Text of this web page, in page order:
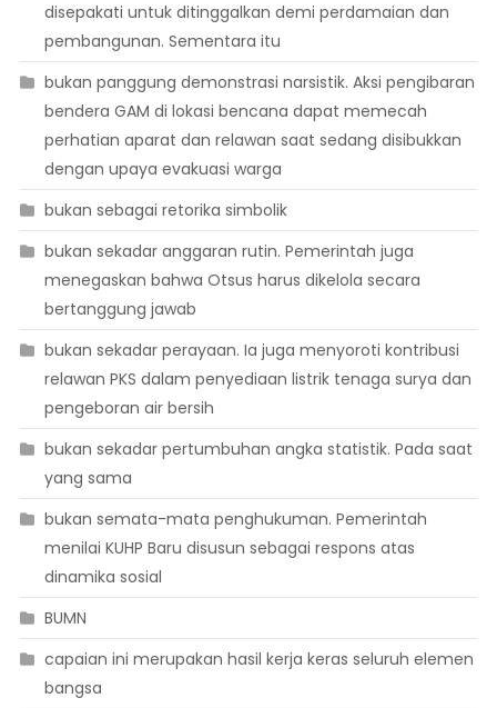
disepakati untuk ditinggalkan demi perdamaian dan
pembangunan. Sementara itu
bukan panggung demonstrasi narsistik. Aksi pengibaran
bendera GAM di lokasi bencana dapat memecah
perhatian aparat dan relawan saat sedang disibukkan
dengan upaya evakuasi warga
bukan sebagai retorika simbolik
bukan sekadar anggaran rutin. Pemerintah juga
menegaskan bahwa Otsus harus dikelola secara
bertanggung jawab
bukan sekadar perayaan. Ia juga menyoroti kontribusi
relawan PKS dalam penyediaan listrik tenaga surya dan
pengeboran air bersih
bukan sekadar pertumbuhan angka statistik. Pada saat
yang sama
bukan semata-mata penghukuman. Pemerintah
menilai KUHP Baru disusun sebagai respons atas
dinamika sosial
BUMN
capaian ini merupakan hasil kerja keras seluruh elemen
bangsa